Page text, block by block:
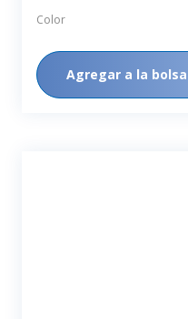
Refilável
Agregar a la bolsa